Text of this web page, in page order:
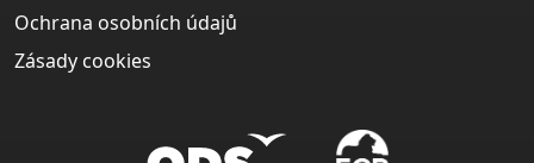
Ochrana osobních údajů
Zásady cookies